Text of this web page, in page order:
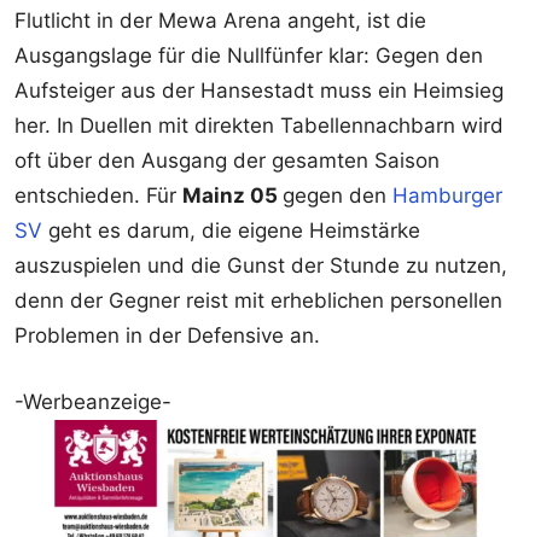
Flutlicht in der Mewa Arena angeht, ist die
Ausgangslage für die Nullfünfer klar: Gegen den
Aufsteiger aus der Hansestadt muss ein Heimsieg
her. In Duellen mit direkten Tabellennachbarn wird
oft über den Ausgang der gesamten Saison
entschieden. Für Mainz 05 gegen den Hamburger
SV geht es darum, die eigene Heimstärke
auszuspielen und die Gunst der Stunde zu nutzen,
denn der Gegner reist mit erheblichen personellen
Problemen in der Defensive an.
-Werbeanzeige-